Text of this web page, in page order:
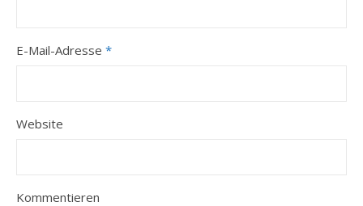
E-Mail-Adresse *
Website
Kommentieren